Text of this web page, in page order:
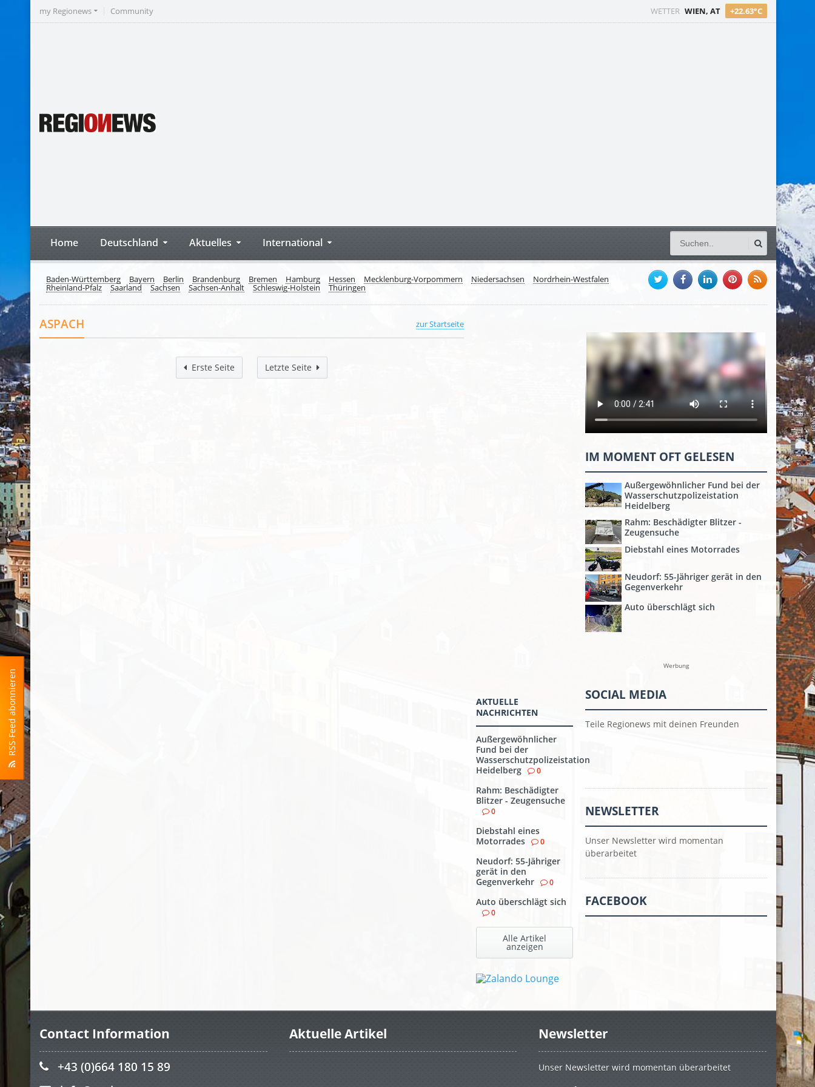
RSS-Feed abonnieren
WETTER WIEN, AT +22.63°C
my Regionews Community
Home Deutschland Aktuelles International
Baden-Württemberg Bayern Berlin Brandenburg Bremen Hamburg Hessen Mecklenburg-Vorpommern Niedersachsen Nordrhein-Westfalen
Rheinland-Pfalz Saarland Sachsen Sachsen-Anhalt Schleswig-Holstein Thüringen
zur Startseite
ASPACH
Erste Seite Letzte Seite
AKTUELLE
NACHRICHTEN
Außergewöhnlicher
Fund bei der
Wasserschutzpolizeistation
Heidelberg
0
Rahm: Beschädigter
Blitzer - Zeugensuche
0
Diebstahl eines
Motorrades
0
Neudorf: 55-Jähriger
gerät in den
Gegenverkehr
0
Auto überschlägt sich
0
Alle Artikel
anzeigen
IM MOMENT OFT GELESEN
Außergewöhnlicher Fund bei der
Wasserschutzpolizeistation
Heidelberg
Rahm: Beschädigter Blitzer -
Zeugensuche
Diebstahl eines Motorrades
Neudorf: 55-Jähriger gerät in den
Gegenverkehr
Auto überschlägt sich
Werbung
SOCIAL MEDIA
Teile Regionews mit deinen Freunden
NEWSLETTER
Unser Newsletter wird momentan
überarbeitet
FACEBOOK
Contact Information
+43 (0)664 180 15 89
Aktuelle Artikel Newsletter
Unser Newsletter wird momentan überarbeitet